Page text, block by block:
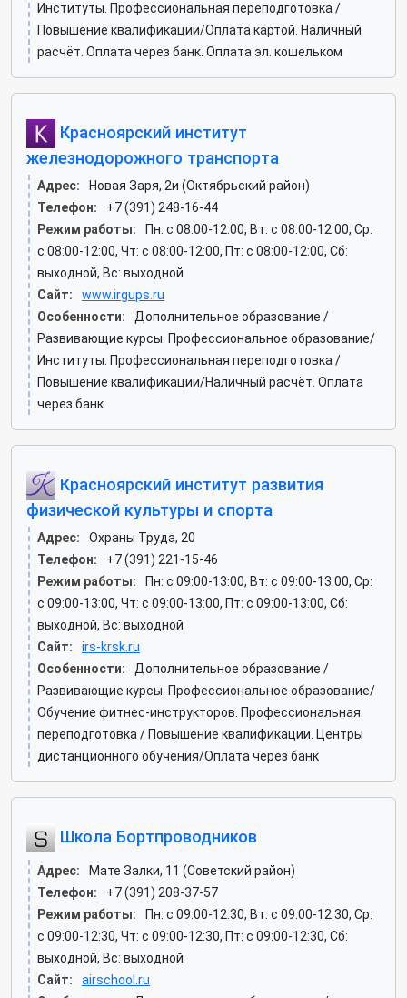
Институты. Профессиональная переподготовка /
Повышение квалификации/Оплата картой. Наличный
расчёт. Оплата через банк. Оплата эл. кошельком
Красноярский институт
железнодорожного транспорта
Адрес:
Новая Заря, 2и (Октябрьский район)
Телефон:
+7 (391) 248-16-44
Режим работы:
Пн: c 08:00-12:00, Вт: c 08:00-12:00, Ср:
c 08:00-12:00, Чт: c 08:00-12:00, Пт: c 08:00-12:00, Сб:
выходной, Вс: выходной
Сайт:
www.irgups.ru
Особенности:
Дополнительное образование /
Развивающие курсы. Профессиональное образование/
Институты. Профессиональная переподготовка /
Повышение квалификации/Наличный расчёт. Оплата
через банк
Красноярский институт развития
физической культуры и спорта
Адрес:
Охраны Труда, 20
Телефон:
+7 (391) 221-15-46
Режим работы:
Пн: c 09:00-13:00, Вт: c 09:00-13:00, Ср:
c 09:00-13:00, Чт: c 09:00-13:00, Пт: c 09:00-13:00, Сб:
выходной, Вс: выходной
Сайт:
irs-krsk.ru
Особенности:
Дополнительное образование /
Развивающие курсы. Профессиональное образование/
Обучение фитнес-инструкторов. Профессиональная
переподготовка / Повышение квалификации. Центры
дистанционного обучения/Оплата через банк
Школа Бортпроводников
Адрес:
Мате Залки, 11 (Советский район)
Телефон:
+7 (391) 208-37-57
Режим работы:
Пн: c 09:00-12:30, Вт: c 09:00-12:30, Ср:
c 09:00-12:30, Чт: c 09:00-12:30, Пт: c 09:00-12:30, Сб:
выходной, Вс: выходной
Сайт:
airschool.ru